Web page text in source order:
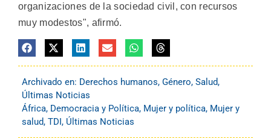
organizaciones de la sociedad civil, con recursos
muy modestos", afirmó.
Archivado en: Derechos humanos, Género, Salud,
Últimas Noticias
África, Democracia y Política, Mujer y política, Mujer y
salud, TDI , Últimas Noticias